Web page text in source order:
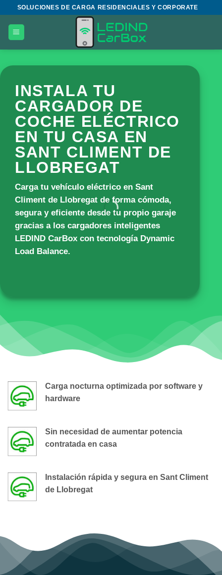
Saltar
contenido
SOLUCIONES DE CARGA RESIDENCIALES Y CORPORATE
INSTALA TU
CARGADOR DE
COCHE ELÉCTRICO
EN TU CASA EN
SANT CLIMENT DE
LLOBREGAT
Carga tu vehículo eléctrico en Sant
Climent de Llobregat de forma cómoda,
segura y eficiente desde tu propio garaje
gracias a los cargadores inteligentes
LEDIND CarBox con tecnología Dynamic
Load Balance.
Carga nocturna optimizada por software y
hardware
Sin necesidad de aumentar potencia
contratada en casa
Instalación rápida y segura en Sant Climent
de Llobregat